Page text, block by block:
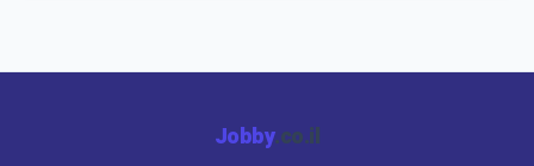
Jobby.co.il